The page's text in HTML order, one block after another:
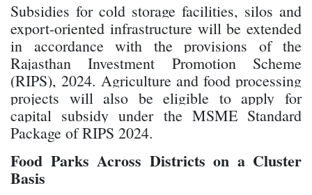
Subsidies for cold storage facilities, silos and
export-oriented infrastructure will be extended
in accordance with the provisions of the
Rajasthan Investment Promotion Scheme
(RIPS), 2024. Agriculture and food processing
projects will also be eligible to apply for
capital subsidy under the MSME Standard
Package of RIPS 2024.
Food Parks Across Districts on a Cluster
Basis